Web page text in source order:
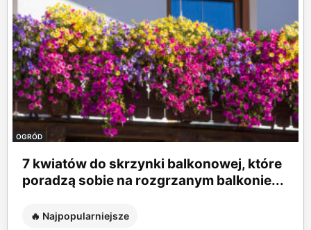
OGRÓD
7 kwiatów do skrzynki balkonowej, które
poradzą sobie na rozgrzanym balkonie...
🔥 Najpopularniejsze